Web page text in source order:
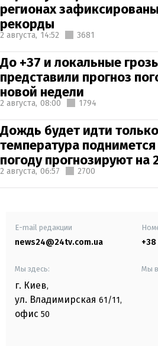
регионах
рекорды
2 августа, 14:52 3681
До +37 и локальные
представили прогноз
новой недели
2 августа, 08:00 1794
Дождь будет идти
температура
погоду прогнозируют на
2 августа, 06:57 2700
E-mail редакции
news24@24tv.com.ua
Мы здесь:
г. Киев,
ул. Владимирская 61/11,
офис 50
Мы в